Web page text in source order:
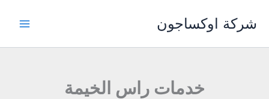
المحتوى
شركة اوكساجون
خدمات راس الخيمة